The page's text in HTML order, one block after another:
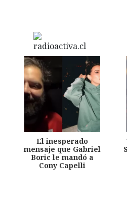
El inesperado
mensaje que Gabriel
Boric le mandó a
Cony Capelli